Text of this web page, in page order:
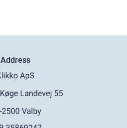
Address